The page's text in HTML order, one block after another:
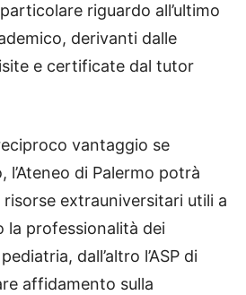
riguardo all’ultimo
derivanti dalle
e certificate dal tutor
vantaggio se
l’Ateneo di Palermo potrà
extrauniversitari utili a
la professionalità dei
dall’altro l’ASP di
affidamento sulla